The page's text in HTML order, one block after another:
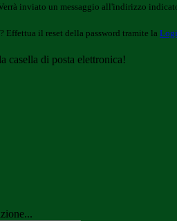
inviato un messaggio all'indirizzo
Effettua il reset della password tramite la
casella di posta elettronica!